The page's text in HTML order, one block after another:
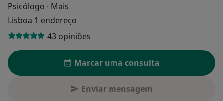
Psicólogo · Mais
Lisboa 1 endereço
43 opiniões
Marcar uma consulta
Enviar mensagem